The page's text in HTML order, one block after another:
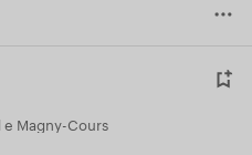
e Magny-Cours